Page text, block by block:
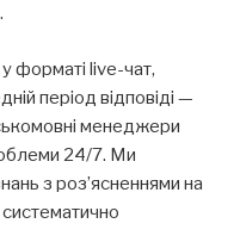
форматі live-чат,
період відповіді —
менеджери
24/7. Ми
з роз’ясненнями на